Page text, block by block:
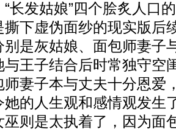
“长发姑娘”四个脍炙人口
下虚伪面纱的现实版后
是灰姑娘、面包师妻子
王子结合后时常独守空
师妻子本与丈夫十分恩爱
的人生观和感情观发生
则是太执着了，因为面